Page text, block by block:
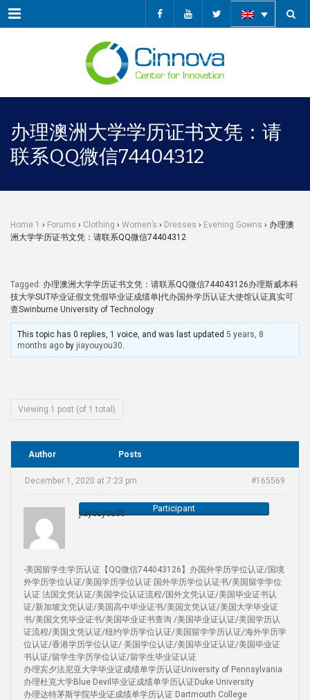
Menu
办理澳洲大学学历证书文凭：请
联系QQ微信74404312
Home 1 › Forums › Clothing › Women’s › Dresses › Evening Gowns › 办理澳
洲大学学历证书文凭：请联系QQ微信74404312
Tagged: 办理澳洲大学学历证书文凭：请联系QQ微信744043126办理斯威本科
技大学SUT毕业证假文凭假毕业证成绩单|代办国外学历认证大使馆认证真实可
查Swinburne University of Technology
This topic has 0 replies, 1 voice, and was last updated5 years, 8
months ago by jiayouyou30.
Viewing 1 post (of 1 total)
Author Posts
December 1, 2020 at 7:23 pm #165569
jiayouyou30 Participant
-美国留学生学历认证【QQ微信744043126】办国外学历学位认证/国境
外学历学位认证/美国学历学位认证 国外学历学位认证书/美国留学学位
认证 法国文凭认证/美国学位认证流程/国外文凭认证/美国毕业证书认
证/新加坡文凭认证/美国高中毕业证书/美国文凭认证/美国大学毕业证
书/美国文凭毕业证书/美国毕业证书查询 /美国毕业证认证/美国学历认
证流程/美国文凭认证/纽约学历学位认证/美国留学学历认证/海外学历学
位认证/香港学历学位认证/ 美国学位认证/美国毕业证认证/美国毕业证
书认证/留学生学历学位认证/留学生毕业证认证
办理宾夕法尼亚大学毕业证成绩单学历认证University of Pennsylvania
办理杜克大学Blue Devil毕业证成绩单学历认证Duke University
办理达特茅斯学院毕业证成绩单学历认证 Dartmouth College